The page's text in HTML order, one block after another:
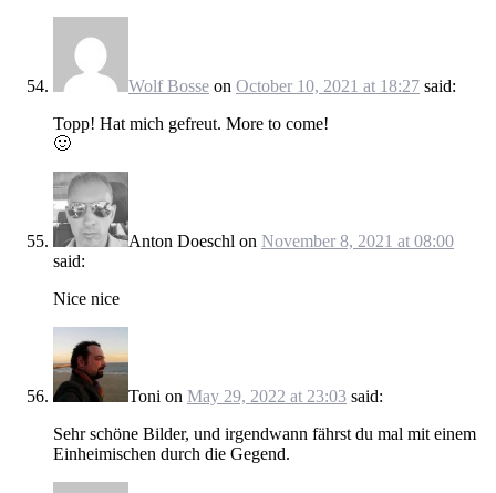
Wolf Bosse on October 10, 2021 at 18:27 said:
Topp! Hat mich gefreut. More to come!
🙂
Anton Doeschl on November 8, 2021 at 08:00
said:
Nice nice
Toni on May 29, 2022 at 23:03 said:
Sehr schöne Bilder, und irgendwann fährst du mal mit einem
Einheimischen durch die Gegend.